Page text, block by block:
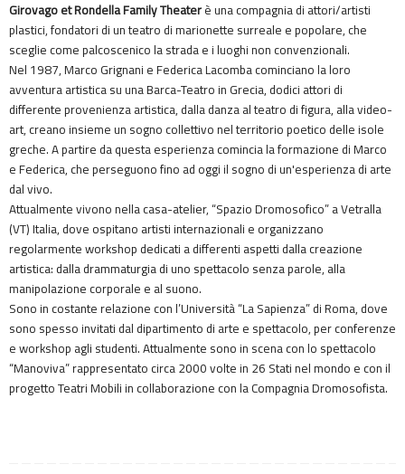
Girovago et Rondella Family Theater è una compagnia di attori/artisti
plastici, fondatori di un teatro di marionette surreale e popolare, che
sceglie come palcoscenico la strada e i luoghi non convenzionali.
Nel 1987, Marco Grignani e Federica Lacomba cominciano la loro
avventura artistica su una Barca-Teatro in Grecia, dodici attori di
differente provenienza artistica, dalla danza al teatro di figura, alla video-
art, creano insieme un sogno collettivo nel territorio poetico delle isole
greche. A partire da questa esperienza comincia la formazione di Marco
e Federica, che perseguono fino ad oggi il sogno di un'esperienza di arte
dal vivo.
Attualmente vivono nella casa-atelier, “Spazio Dromosofico” a Vetralla
(VT) Italia, dove ospitano artisti internazionali e organizzano
regolarmente workshop dedicati a differenti aspetti dalla creazione
artistica: dalla drammaturgia di uno spettacolo senza parole, alla
manipolazione corporale e al suono.
Sono in costante relazione con l’Università “La Sapienza” di Roma, dove
sono spesso invitati dal dipartimento di arte e spettacolo, per conferenze
e workshop agli studenti. Attualmente sono in scena con lo spettacolo
“Manoviva” rappresentato circa 2000 volte in 26 Stati nel mondo e con il
progetto Teatri Mobili in collaborazione con la Compagnia Dromosofista.